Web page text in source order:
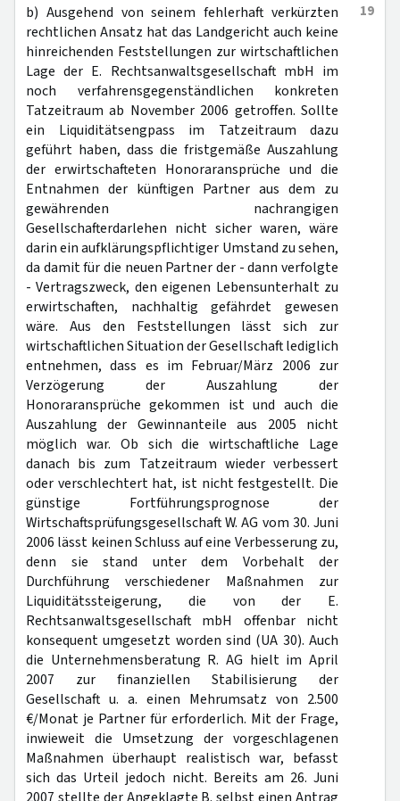
19
b) Ausgehend von seinem fehlerhaft verkürzten
rechtlichen Ansatz hat das Landgericht auch keine
hinreichenden Feststellungen zur wirtschaftlichen
Lage der E. Rechtsanwaltsgesellschaft mbH im
noch verfahrensgegenständlichen konkreten
Tatzeitraum ab November 2006 getroffen. Sollte
ein Liquiditätsengpass im Tatzeitraum dazu
geführt haben, dass die fristgemäße Auszahlung
der erwirtschafteten Honoraransprüche und die
Entnahmen der künftigen Partner aus dem zu
gewährenden nachrangigen
Gesellschafterdarlehen nicht sicher waren, wäre
darin ein aufklärungspflichtiger Umstand zu sehen,
da damit für die neuen Partner der - dann verfolgte
- Vertragszweck, den eigenen Lebensunterhalt zu
erwirtschaften, nachhaltig gefährdet gewesen
wäre. Aus den Feststellungen lässt sich zur
wirtschaftlichen Situation der Gesellschaft lediglich
entnehmen, dass es im Februar/März 2006 zur
Verzögerung der Auszahlung der
Honoraransprüche gekommen ist und auch die
Auszahlung der Gewinnanteile aus 2005 nicht
möglich war. Ob sich die wirtschaftliche Lage
danach bis zum Tatzeitraum wieder verbessert
oder verschlechtert hat, ist nicht festgestellt. Die
günstige Fortführungsprognose der
Wirtschaftsprüfungsgesellschaft W. AG vom 30. Juni
2006 lässt keinen Schluss auf eine Verbesserung zu,
denn sie stand unter dem Vorbehalt der
Durchführung verschiedener Maßnahmen zur
Liquiditätssteigerung, die von der E.
Rechtsanwaltsgesellschaft mbH offenbar nicht
konsequent umgesetzt worden sind (UA 30). Auch
die Unternehmensberatung R. AG hielt im April
2007 zur finanziellen Stabilisierung der
Gesellschaft u. a. einen Mehrumsatz von 2.500
€/Monat je Partner für erforderlich. Mit der Frage,
inwieweit die Umsetzung der vorgeschlagenen
Maßnahmen überhaupt realistisch war, befasst
sich das Urteil jedoch nicht. Bereits am 26. Juni